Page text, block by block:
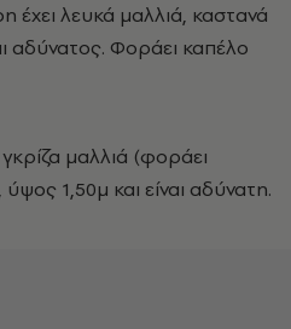
λευκά μαλλιά, καστανά
αδύνατος. Φοράει καπέλο
μαλλιά (φοράει
1,50μ και είναι αδύνατη.